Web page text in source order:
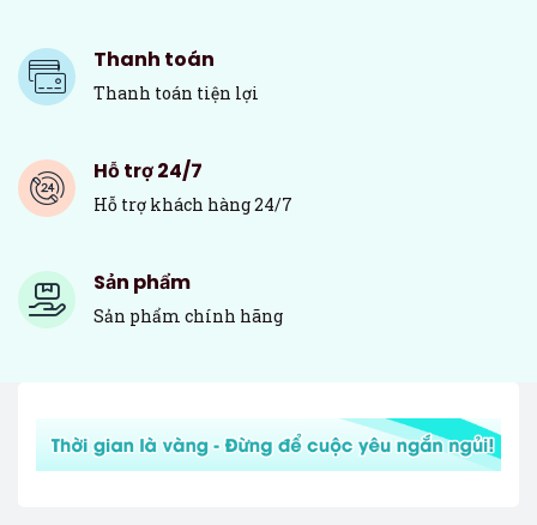
Thanh toán
Thanh toán tiện lợi
Hỗ trợ 24/7
Hỗ trợ khách hàng 24/7
Sản phẩm
Sản phẩm chính hãng